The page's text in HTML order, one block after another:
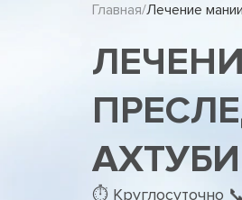
Телефон доверия
Главная Лечение
⏱ Круглосуточно